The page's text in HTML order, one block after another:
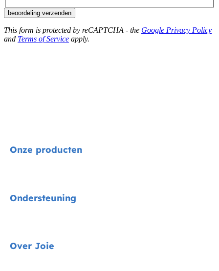
beoordeling verzenden
This form is protected by reCAPTCHA - the Google Privacy Policy
and Terms of Service apply.
Onze producten
Kinderstoelen
Ondersteuning
Over Joie